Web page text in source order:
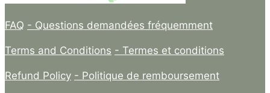
FAQ - Questions demandées fréquemment
Terms and Conditions - Termes et conditions
Refund Policy - Politique de remboursement